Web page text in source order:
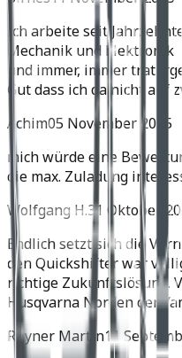
Ich arbeite seit
Mechanik und Elektronik
und immer, immer trat
Gut dass ich da nicht auf
Achim05 November 2025
mich würde eine
die max. Zuladung
Wolfgang H.31 Oktober
Endlich setzt sich die
den Quickshifter war
richtige Zukunftslösung.
Husqvarna Norden der
Rhyner Martin11